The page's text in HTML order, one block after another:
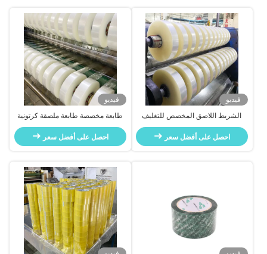
فيديو
الشريط اللاصق المخصص للتغليف
الكرتونية 100y / 200y / 1000y
احصل على أفضل سعر
فيديو
طابعة مخصصة طابعة ملصقة كرتونية
شريط الختم السعر المصنع مقاوم
للماء
احصل على أفضل سعر